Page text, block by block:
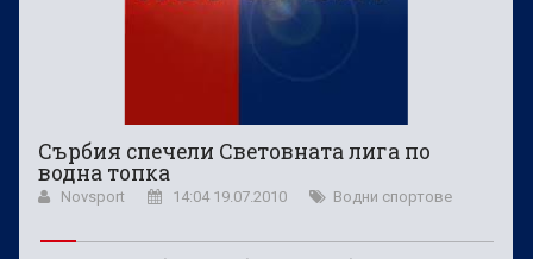
Сърбия спечели Световната лига по
водна топка
Novsport 14:04 19.07.2010 Водни спортове